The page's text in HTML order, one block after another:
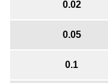
0.02
0.05
0.1